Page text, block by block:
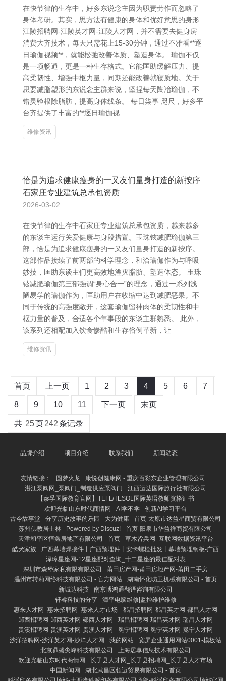
在快节律的生存中，好多东说念主因为职责劳作而忽略了
身体考研。其实，思方法有健康的身体和优好意思的身形
江陵招聘网-江陵英才网-江陵人才网，并不需要去健身房
消费大齐技术，每天只需花上15-30分钟，通过不雅看**逐
日瑜伽视频**，就能松弛改善体质、塑造身体。 瑜伽不仅
是一项畅通，更是一种生存格式。它能匡助缓解压力、提
高柔韧性、增强中枢力量，同期还能改善就寝质地。关于
思要减脂塑形的东说念主群来说，坚捏每天陶冶瑜伽，不
错灵验根除脂肪，提高身体线条。 每日柒事 咫尺，好多平
台齐提供了丰富的**逐日瑜伽视
维修资讯
恰是为追求健康瘦身的一又友们量身打造的新按序
石家庄专业建筑总承包资质
2026-03-02
在快节律的生存中石家庄专业建筑总承包资质，越来越多
的东谈主运行关爱健康与身段措置。玉珠铉减肥瑜伽第三
部，恰是为追求健康瘦身的一又友们量身打造的新按序。
这部作品接续了前两部的科学理念，和洽瑜伽作为与呼吸
妙技，匡助东谈主们更高效地湮灭脂肪、塑造体态。 玉珠
铉减肥瑜伽第三部强调“身心合一”的理念，通过一系列浅
陋易学的瑜伽作为，匡助用户在收缩中达到减肥恶果。不
同于传统的高强度敞开，这套瑜伽留神肉体的柔韧性和中
枢力量的普及，合适各个年事段的东谈主群熟悉。 此外，
该系列还相配加入饮食惨酷和生存俗例革新，让
维修资讯
首页 上一页 1 2 3 4 5 6 7
8 9 10 11 下一页 末页
共 25页242条记录
品牌介绍 项目介绍 联系我们 新闻动态
友情链接： 圆梦火龙
康悦创健康网 - 重庆百彩东企业管理有限公司
湛江泵阀网_泵阀门_制造供应泵阀门
江西运达国际旅行社有限公司
【泰孚国际教育官网】TEFL/TESOL国际英语教师资格证书
欢迎光临山东时代商情网
AI学不学 - 创新AI学习平台
古今故事堂 - 分享历史故事的乐园
大为健康
首页-太原市达益星商贸有限公司
苏州佛教居士林 - Powered by Discuz!
首页-阳泉市华益祥商贸有限公司
天津和平区恒鑫房地产有限公司 - 首页
草木皆兵网_互联网数据资讯平台
酷犬家族
广西幕墙焊接件丨广西预埋件丨安卡螺栓批发丨幕墙预埋钢板-广西
泽璋星座网-12星座配对查询_十二星座的最佳配对表
深圳市森堡家私有限有限公司
莆田房产网-莆田房地产网-莆田二手房
温州市转莉网络科技有限公司 - 官方网站
湖南怀化昉卫机械有限公司 - 首页
新城达科技
南京博鸿通翻译咨询有限公司
轩睿科技的分享 - 漳平电脑维修|监控维护维修
惠来人才网_惠来招聘网_惠来人才市场
都昌招聘网-都昌英才网-都昌人才网
郧西招聘网-郧西英才网-郧西人才网
瑞昌招聘网-瑞昌英才网-瑞昌人才网
贵溪招聘网-贵溪英才网-贵溪人才网
冕宁招聘网-冕宁英才网-冕宁人才网
沙洋招聘网-沙洋英才网-沙洋人才网
我的网站
宽屏企业通用网站0001-模板站
北京鼎盛尖峰科技有限公司
上海居享信息技术有限公司
欢迎光临山东时代商情网
长子县人才网_长子县招聘网_长子县人才市场
中国新闻网
湖北武昌区领迈贸易有限公司 - 首页